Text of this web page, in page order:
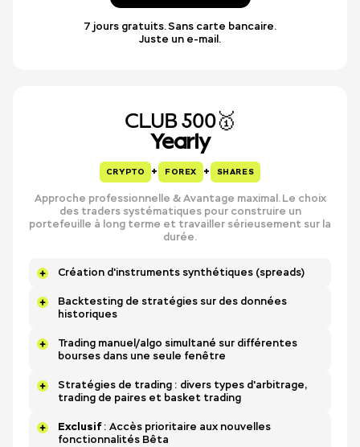
7 jours gratuits. Sans carte bancaire.
Juste un e-mail.
CLUB 500🥇
Yearly
CRYPTO + FOREX + SHARES
Approche professionnelle & Avantage maximal. Le choix
des traders systématiques pour construire un
portefeuille à long terme et travailler sérieusement sur la
durée.
Création d'instruments synthétiques (spreads)
Backtesting de stratégies sur des données
historiques
Trading manuel/algo simultané sur différentes
bourses dans une seule fenêtre
Stratégies de trading : divers types d'arbitrage,
trading de paires et basket trading
Exclusif: Accès prioritaire aux nouvelles
fonctionnalités Bêta